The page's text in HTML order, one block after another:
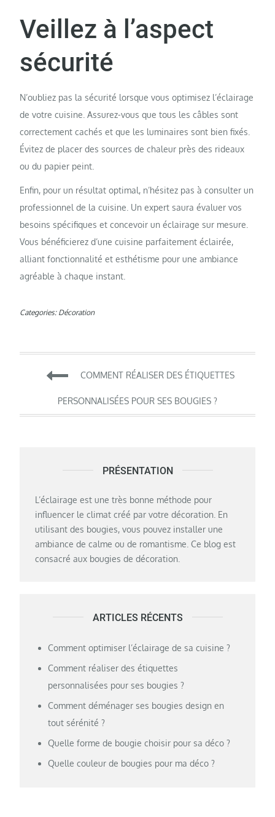
Veillez à l’aspect
sécurité
N’oubliez pas la sécurité lorsque vous optimisez l’éclairage
de votre cuisine. Assurez-vous que tous les câbles sont
correctement cachés et que les luminaires sont bien fixés.
Évitez de placer des sources de chaleur près des rideaux
ou du papier peint.
Enfin, pour un résultat optimal, n’hésitez pas à consulter un
professionnel de la cuisine. Un expert saura évaluer vos
besoins spécifiques et concevoir un éclairage sur mesure.
Vous bénéficierez d’une cuisine parfaitement éclairée,
alliant fonctionnalité et esthétisme pour une ambiance
agréable à chaque instant.
Categories: Décoration
Navigation
de
COMMENT RÉALISER DES ÉTIQUETTES
PERSONNALISÉES POUR SES BOUGIES ?
PRÉSENTATION
L’éclairage est une très bonne méthode pour
influencer le climat créé par votre décoration. En
utilisant des bougies, vous pouvez installer une
ambiance de calme ou de romantisme. Ce blog est
consacré aux bougies de décoration.
ARTICLES RÉCENTS
Comment optimiser l’éclairage de sa cuisine ?
Comment réaliser des étiquettes
personnalisées pour ses bougies ?
Comment déménager ses bougies design en
tout sérénité ?
Quelle forme de bougie choisir pour sa déco ?
Quelle couleur de bougies pour ma déco ?